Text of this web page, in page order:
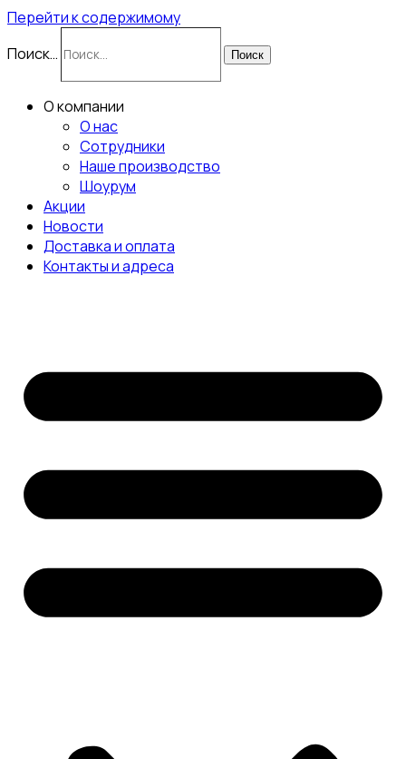
Перейти к содержимому
Поиск…
Поиск
О компании
О нас
Сотрудники
Наше производство
Шоурум
Акции
Новости
Доставка и оплата
Контакты и адреса